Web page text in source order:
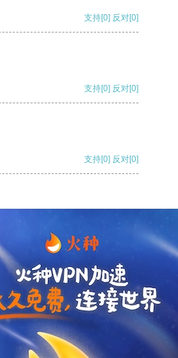
支持[0] 反对[0]
支持[0] 反对[0]
支持[0] 反对[0]
支持 [0] 反对[0]